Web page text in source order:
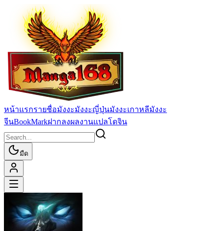
หน้าแรกรายชื่อมังงะมังงะญี่ปุ่นมังงะเกาหลีมังงะ
จีนBookMarkฝากลงผลงานแปลโดจิน
มืด